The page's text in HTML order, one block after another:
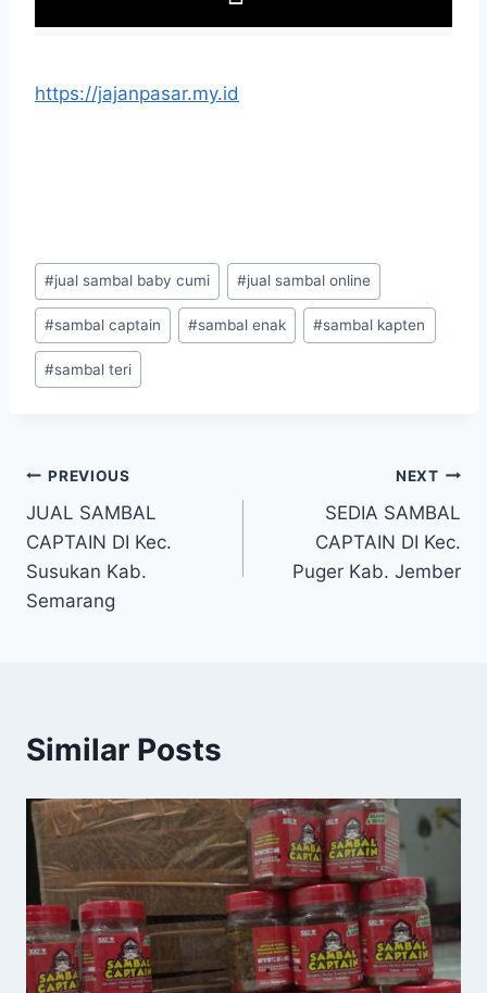
https://jajanpasar.my.id
#jual sambal baby cumi #jual sambal online
#sambal captain #sambal enak #sambal kapten
#sambal teri
PREVIOUS
JUAL SAMBAL
CAPTAIN DI Kec.
Susukan Kab.
Semarang
NEXT
SEDIA SAMBAL
CAPTAIN DI Kec.
Puger Kab. Jember
Similar Posts